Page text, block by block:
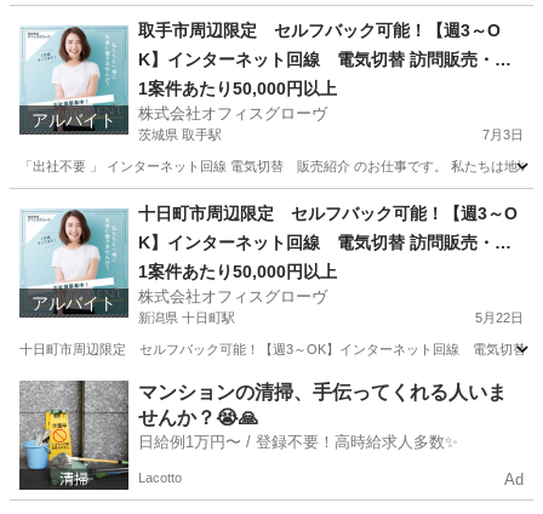
アルバイト
取手市周辺限定 セルフバック可能！【週3～O
K】インターネット回線 電気切替 訪問販売・紹
介
1案件あたり50,000円以上
株式会社オフィスグローヴ
茨城県 取手駅 7月3日
「出社不要 」 インターネット回線 電気切替 販売紹介 のお仕事です。 私たちは地
取手駅 営業 セルフ
アルバイト
十日町市周辺限定 セルフバック可能！【週3～O
K】インターネット回線 電気切替 訪問販売・紹
介
1案件あたり50,000円以上
株式会社オフィスグローヴ
新潟県 十日町駅 5月22日
十日町市周辺限定 セルフバック可能！【週3～OK】インターネット回線 電気切替
新潟 十日町市 十日町駅 営業 セルフ
マンションの清掃、手伝ってくれる人いま
せんか？😭🙏
日給例1万円〜 / 登録不要！高時給求人多数✨
Lacotto Ad